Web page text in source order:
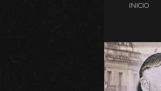
INICIO